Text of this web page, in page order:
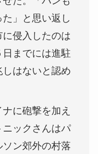
」と思い返し
侵入したのは
日までには進駐
はないと認め
に砲撃を加え
ックさんはパ
ン郊外の村落